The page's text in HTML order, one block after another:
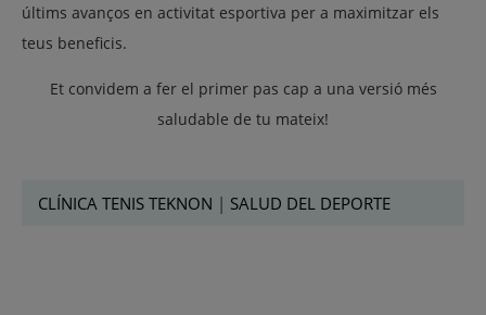
últims avanços en activitat esportiva per a maximitzar els
teus beneficis.
Et convidem a fer el primer pas cap a una versió més
saludable de tu mateix!
CLÍNICA TENIS TEKNON | SALUD DEL DEPORTE